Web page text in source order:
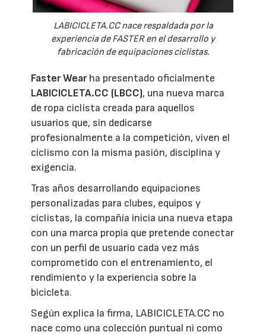
LABICICLETA.CC nace respaldada por la
experiencia de FASTER en el desarrollo y
fabricación de equipaciones ciclistas.
Faster Wearha presentado oficialmente
LABICICLETA.CC (LBCC), una nueva marca
de ropa ciclista creada para aquellos
usuarios que, sin dedicarse
profesionalmente a la competición, viven el
ciclismo con la misma pasión, disciplina y
exigencia.
Tras años desarrollando equipaciones
personalizadas para clubes, equipos y
ciclistas, la compañía inicia una nueva etapa
con una marca propia que pretende conectar
con un perfil de usuario cada vez más
comprometido con el entrenamiento, el
rendimiento y la experiencia sobre la
bicicleta.
Según explica la firma, LABICICLETA.CC no
nace como una colección puntual ni como